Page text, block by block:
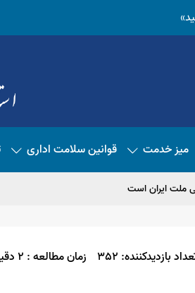
میز خدمت قوانین سلامت اداری
ملت ایران است
بازدیدکننده: 352
زمان مطالعه : 2 دقیقه